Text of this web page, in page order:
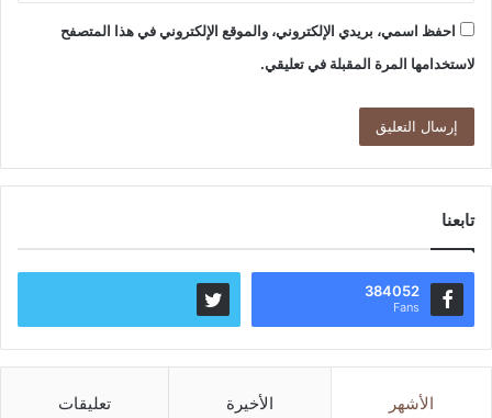
احفظ اسمي، بريدي الإلكتروني، والموقع الإلكتروني في هذا المتصفح
لاستخدامها المرة المقبلة في تعليقي.
تابعنا
384052
Fans
الأشهر الأخيرة تعليقات